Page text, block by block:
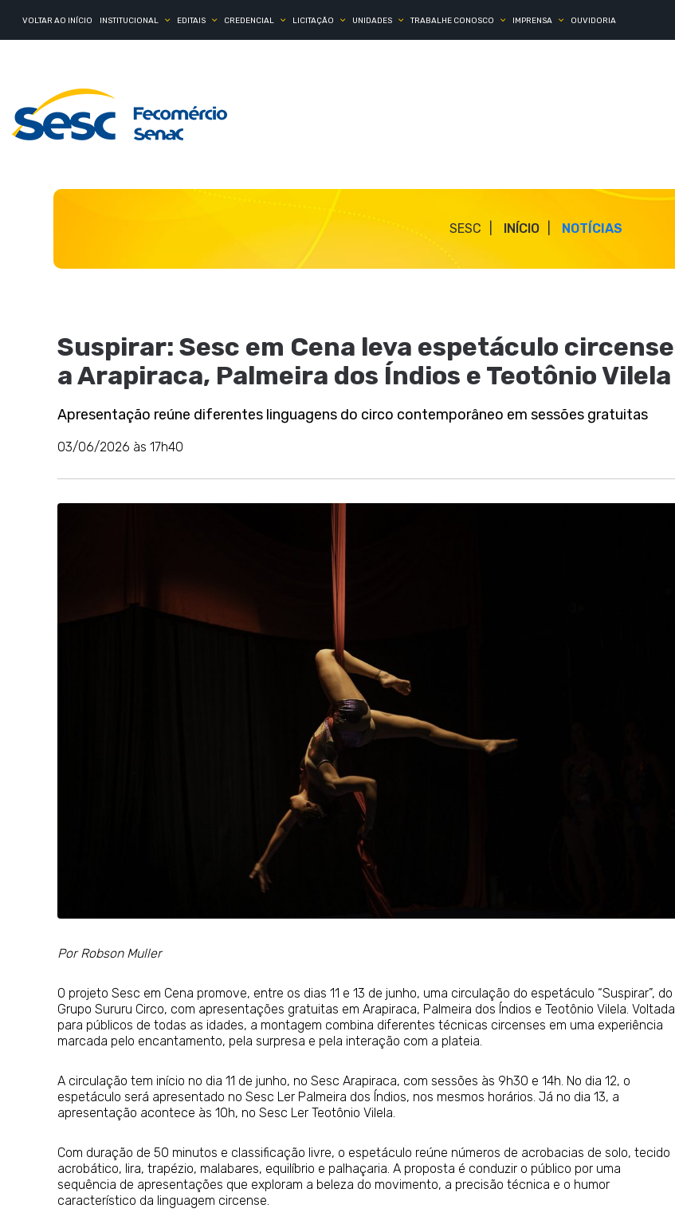
VOLTAR AO INÍCIO INSTITUCIONAL EDITAIS CREDENCIAL LICITAÇÃO UNIDADES TRABALHE CONOSCO IMPRENSA OUVIDORIA
SESC INÍCIO NOTÍCIAS
Suspirar: Sesc em Cena leva espetáculo circense
a Arapiraca, Palmeira dos Índios e Teotônio Vilela
Apresentação reúne diferentes linguagens do circo contemporâneo em sessões gratuitas
03/06/2026 às 17h40
Por Robson Muller
O projeto Sesc em Cena promove, entre os dias 11 e 13 de junho, uma circulação do espetáculo “Suspirar”, do
Grupo Sururu Circo, com apresentações gratuitas em Arapiraca, Palmeira dos Índios e Teotônio Vilela. Voltada
para públicos de todas as idades, a montagem combina diferentes técnicas circenses em uma experiência
marcada pelo encantamento, pela surpresa e pela interação com a plateia.
A circulação tem início no dia 11 de junho, no Sesc Arapiraca, com sessões às 9h30 e 14h. No dia 12, o
espetáculo será apresentado no Sesc Ler Palmeira dos Índios, nos mesmos horários. Já no dia 13, a
apresentação acontece às 10h, no Sesc Ler Teotônio Vilela.
Com duração de 50 minutos e classificação livre, o espetáculo reúne números de acrobacias de solo, tecido
acrobático, lira, trapézio, malabares, equilíbrio e palhaçaria. A proposta é conduzir o público por uma
sequência de apresentações que exploram a beleza do movimento, a precisão técnica e o humor
característico da linguagem circense.